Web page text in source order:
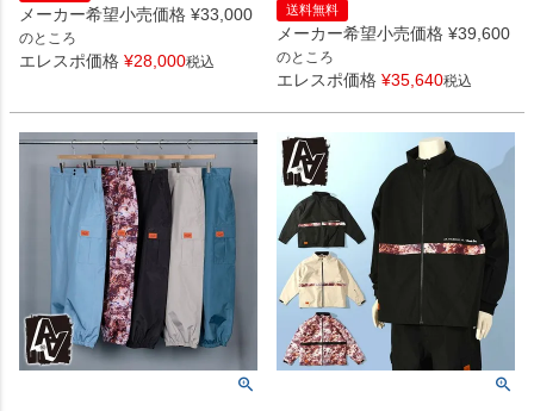
メーカー希望小売価格 ¥33,000
のところ
エレスポ価格 ¥28,000税込
送料無料
メーカー希望小売価格 ¥39,600
のところ
エレスポ価格 ¥35,640税込